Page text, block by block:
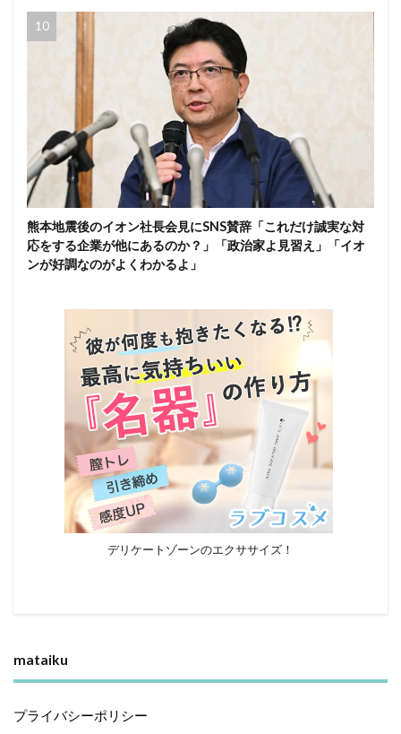
熊本地震後のイオン社長会見にSNS賛辞「これだけ誠実な対
応をする企業が他にあるのか？」「政治家よ見習え」「イオ
ンが好調なのがよくわかるよ」
デリケートゾーンのエクササイズ！
mataiku
プライバシーポリシー